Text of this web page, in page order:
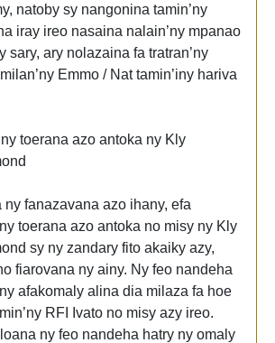
natoby sy nangonina tamin’ny
iray ireo nasaina nalain’ny mpanao
sary, ary nolazaina fa tratran’ny
Emmo / Nat tamin’iny hariva
toerana azo antoka ny Kly
ny fanazavana azo ihany, efa
toerana azo antoka no misy ny Kly
sy ny zandary fito akaiky azy,
fiarovana ny ainy. Ny feo nandeha
afakomaly alina dia milaza fa hoe
RFI Ivato no misy azy ireo.
ny feo nandeha hatry ny omaly